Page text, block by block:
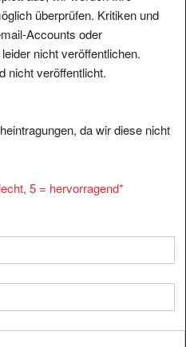
überprüfen. Kritiken und
Accounts oder
nicht veröffentlichen.
nicht veröffentlicht.
da wir diese nicht
5 = hervorragend*